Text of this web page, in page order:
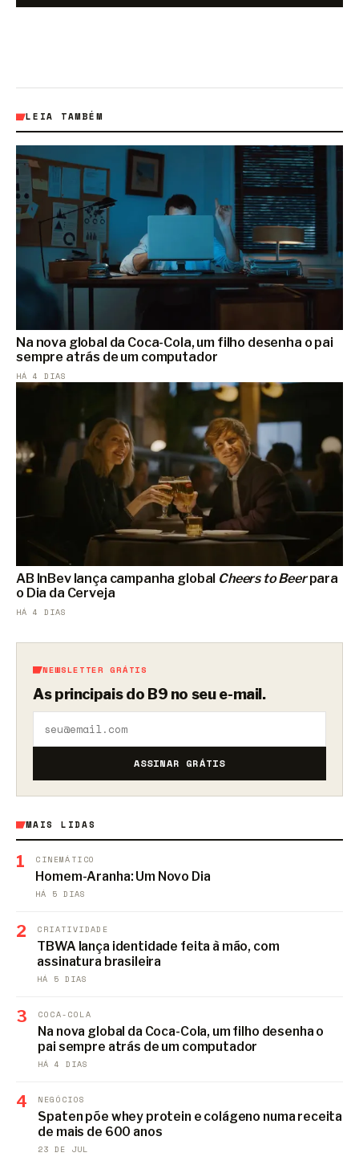
LEIA TAMBÉM
Na nova global da Coca-Cola, um filho desenha o pai
sempre atrás de um computador
HÁ 4 DIAS
AB InBev lança campanha global Cheers to Beerpara
o Dia da Cerveja
HÁ 4 DIAS
NEWSLETTER GRÁTIS
As principais do B9 no seu e-mail.
ASSINAR GRÁTIS
MAIS LIDAS
1 CINEMÁTICO
Homem-Aranha: Um Novo Dia
HÁ 5 DIAS
2 CRIATIVIDADE
TBWA lança identidade feita à mão, com
assinatura brasileira
HÁ 5 DIAS
3 COCA-COLA
Na nova global da Coca-Cola, um filho desenha o
pai sempre atrás de um computador
HÁ 4 DIAS
4 NEGÓCIOS
Spaten põe whey protein e colágeno numa receita
de mais de 600 anos
23 DE JUL